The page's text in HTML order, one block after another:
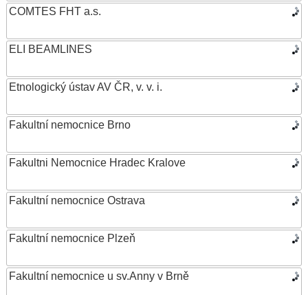
COMTES FHT a.s.
ELI BEAMLINES
Etnologický ústav AV ČR, v. v. i.
Fakultní nemocnice Brno
Fakultni Nemocnice Hradec Kralove
Fakultní nemocnice Ostrava
Fakultní nemocnice Plzeň
Fakultní nemocnice u sv.Anny v Brně